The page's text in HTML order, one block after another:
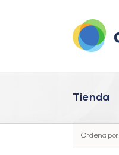
Tienda
Ordena por